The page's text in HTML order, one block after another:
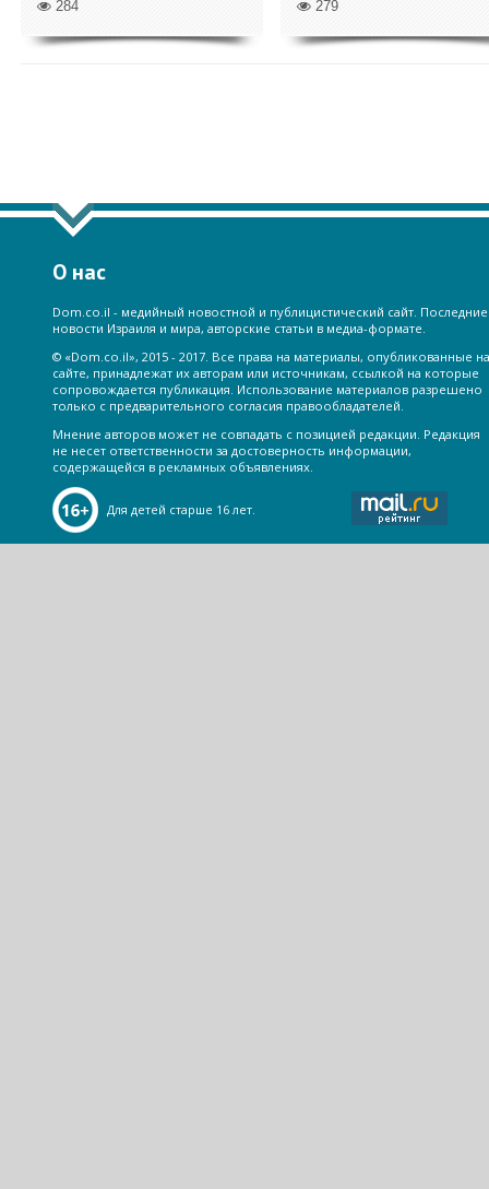
284 279
О нас
Dom.co.il - медийный новостной и публицистический сайт. Последние
новости Израиля и мира, авторские статьи в медиа-формате.
© «Dom.co.il», 2015 - 2017. Все права на материалы, опубликованные на
сайте, принадлежат их авторам или источникам, ссылкой на которые
сопровождается публикация. Использование материалов разрешено
только с предварительного согласия правообладателей.
Мнение авторов может не совпадать с позицией редакции. Редакция
не несет ответственности за достоверность информации,
содержащейся в рекламных объявлениях.
Для детей старше 16 лет.